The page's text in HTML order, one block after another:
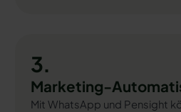
3.
Marketing-
Mit WhatsApp und Pensight